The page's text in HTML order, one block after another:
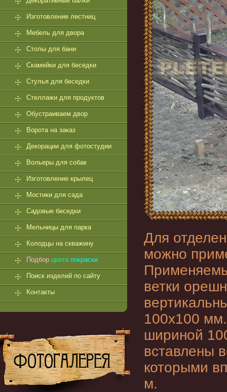
Изготовление лестниц
Мебель для двора
Столы для бани
Скамейки для беседки
Стулья для беседки
Стеллажи для продуктов
Обустраиваем двор
Ворота на заказ
Декорации для фотостудии
Вольеры для собак
Изготовление крылец
Мостики для сада
Садовые беседки
Мельницы для парка
Колодцы на скважину
Подбор цвета покраски
Поиск изделий по сайту
Контакты
Для
можно
ветки
100х100
шириной
вставлены
которыми
м.